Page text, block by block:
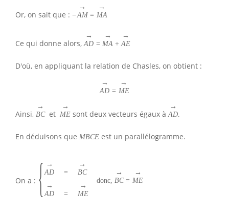
Or, on sait que : −
→
AM =
→
MA
Ce qui donne alors,
→
AD =
→
MA +
→
AE
D'où, en appliquant la relation de Chasles, on obtient :
→
AD =
→
ME
Ainsi,
→
BC et
→
ME sont deux vecteurs égaux à
→
AD
En déduisons que MBCE est un parallélogramme.
On a : { →
AD =
→
BC
→
AD =
→
ME
donc,
→
BC =
→
ME